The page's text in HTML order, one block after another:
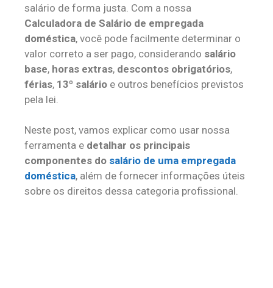
salário de forma justa. Com a nossa
Calculadora de Salário de empregada
doméstica, você pode facilmente determinar o
valor correto a ser pago, considerando salário
base, horas extras, descontos obrigatórios,
férias, 13º salário e outros benefícios previstos
pela lei.
Neste post, vamos explicar como usar nossa
ferramenta e detalhar os principais
componentes do salário de uma empregada
doméstica, além de fornecer informações úteis
sobre os direitos dessa categoria profissional.